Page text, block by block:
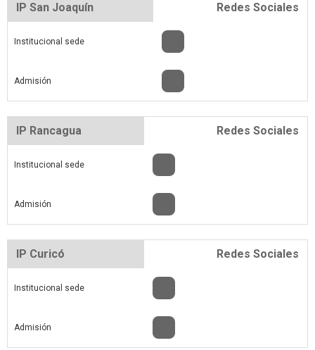
IP San Joaquín Redes Sociales
Institucional sede
Admisión
IP Rancagua Redes Sociales
Institucional sede
Admisión
IP Curicó Redes Sociales
Institucional sede
Admisión